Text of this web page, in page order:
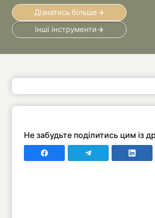
Дізнатись більше
Інші інструменти
Не забудьте поділитись цим із
Поділитись у FacebooПоділитись у